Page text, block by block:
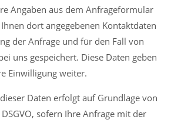
Angaben aus dem Anfrageformular
dort angegebenen Kontaktdaten
der Anfrage und für den Fall von
uns gespeichert. Diese Daten geben
Einwilligung weiter.
Daten erfolgt auf Grundlage von
sofern Ihre Anfrage mit der